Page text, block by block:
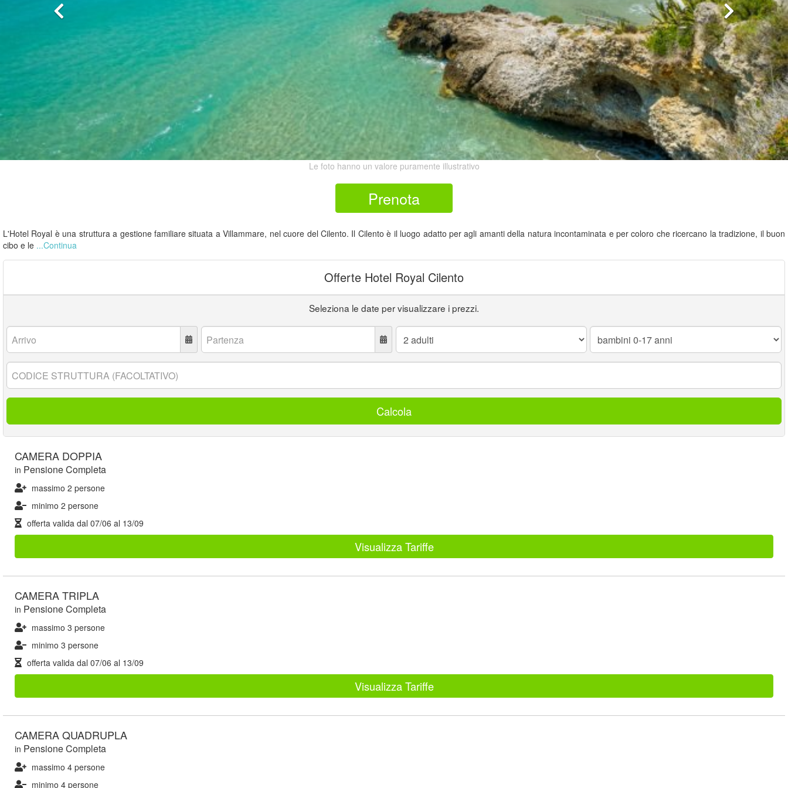
Le foto hanno un valore puramente illustrativo
Prenota
L'Hotel Royal è una struttura a gestione familiare situata a Villammare, nel cuore del Cilento. Il Cilento è il luogo adatto per agli amanti della natura incontaminata e per coloro che ricercano la tradizione, il buon
cibo e le ...Continua
Offerte Hotel Royal Cilento
Seleziona le date per visualizzare i prezzi.
Arrivo: Partenza: Adulti:
Bambini
17
Codice
struttura:
Calcola
CAMERA DOPPIA
in Pensione Completa
massimo 2 persone
minimo 2 persone
offerta valida dal 07/06 al 13/09
Visualizza Tariffe
CAMERA TRIPLA
in Pensione Completa
massimo 3 persone
minimo 3 persone
offerta valida dal 07/06 al 13/09
Visualizza Tariffe
CAMERA QUADRUPLA
in Pensione Completa
massimo 4 persone
minimo 4 persone